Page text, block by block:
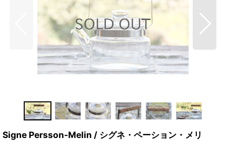
Signe Persson-Melin / シグネ・ペーション・メリ